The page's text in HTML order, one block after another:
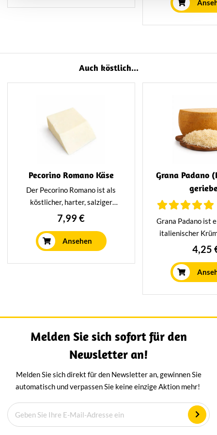
van 190 gram.
ist. Das Ergebnis
kräftiger
Auch köstlich...
Pecorino Romano Käse
Der Pecorino Romano ist als
köstlicher, harter, salziger
italienischer Käse aus
intensive salzige Geschmack
kommt daher, dass der Käse bei
der Zubereitung in Meerwasser
7,99 €
Ansehen
Grana Padano
Grana Padano ist
italienischer
speziell für dich
Er eignet sich
den Einsatz in der
mindestens 18
ist, hat er
4,25
Melden Sie sich sofort für den
Newsletter an!
Melden Sie sich direkt für den Newsletter an, gewinnen Sie
automatisch und verpassen Sie keine einzige Aktion mehr!